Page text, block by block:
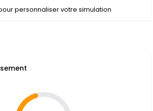
personnaliser votre simulation